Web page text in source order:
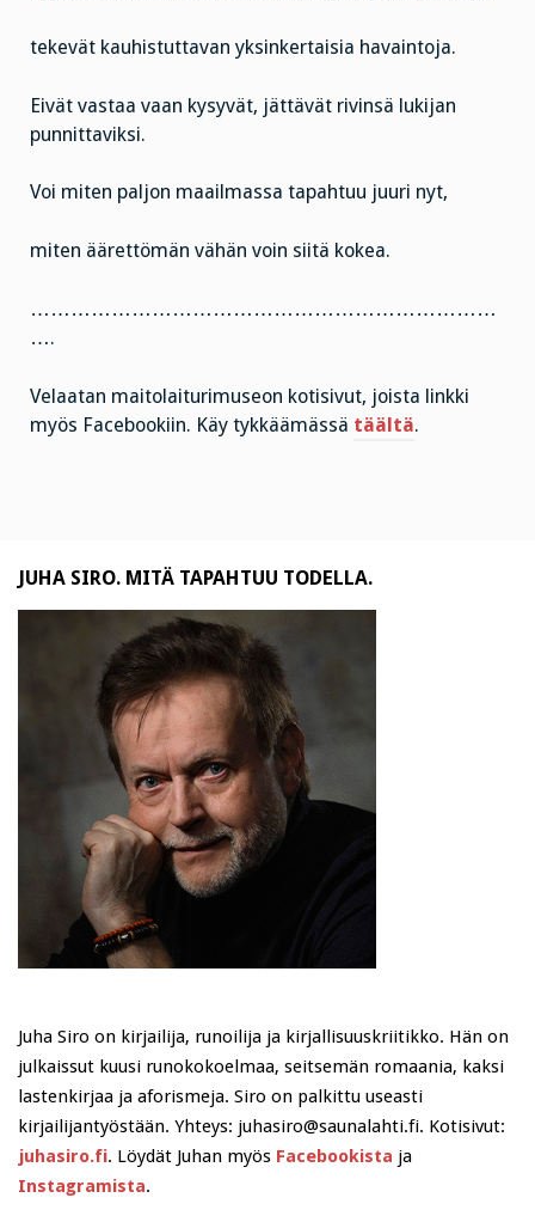
tekevät kauhistuttavan yksinkertaisia havaintoja.
Eivät vastaa vaan kysyvät, jättävät rivinsä lukijan
punnittaviksi.
Voi miten paljon maailmassa tapahtuu juuri nyt,
miten äärettömän vähän voin siitä kokea.
……………………………………………………………
….
Velaatan maitolaiturimuseon kotisivut, joista linkki
myös Facebookiin. Käy tykkäämässä täältä.
JUHA SIRO. MITÄ TAPAHTUU TODELLA.
Juha Siro on kirjailija, runoilija ja kirjallisuuskriitikko. Hän on
julkaissut kuusi runokokoelmaa, seitsemän romaania, kaksi
lastenkirjaa ja aforismeja. Siro on palkittu useasti
kirjailijantyöstään. Yhteys: juhasiro@saunalahti.fi. Kotisivut:
juhasiro.fi. Löydät Juhan myös Facebookista ja
Instagramista.